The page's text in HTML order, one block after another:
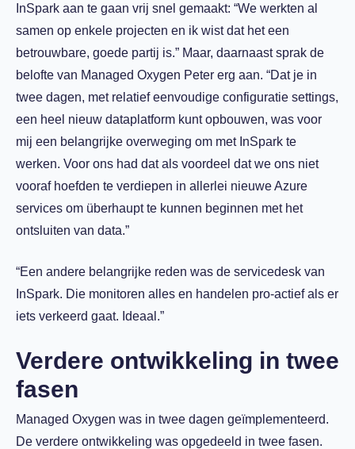
InSpark aan te gaan vrij snel gemaakt: “We werkten al
samen op enkele projecten en ik wist dat het een
betrouwbare, goede partij is.” Maar, daarnaast sprak de
belofte van Managed Oxygen Peter erg aan. “Dat je in
twee dagen, met relatief eenvoudige configuratie settings,
een heel nieuw dataplatform kunt opbouwen, was voor
mij een belangrijke overweging om met InSpark te
werken. Voor ons had dat als voordeel dat we ons niet
vooraf hoefden te verdiepen in allerlei nieuwe Azure
services om überhaupt te kunnen beginnen met het
ontsluiten van data.”
“Een andere belangrijke reden was de servicedesk van
InSpark. Die monitoren alles en handelen pro-actief als er
iets verkeerd gaat. Ideaal.”
Verdere ontwikkeling in twee
fasen
Managed Oxygen was in twee dagen geïmplementeerd.
De verdere ontwikkeling was opgedeeld in twee fasen.